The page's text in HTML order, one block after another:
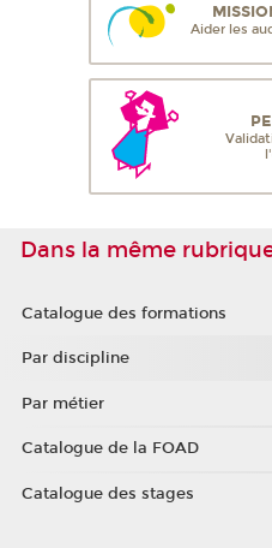
Aider les
Dans la même
Catalogue des formations
Par discipline
Par métier
Catalogue de la FOAD
Catalogue des stages